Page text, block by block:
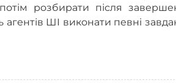
розбирати після
ШІ виконати певні